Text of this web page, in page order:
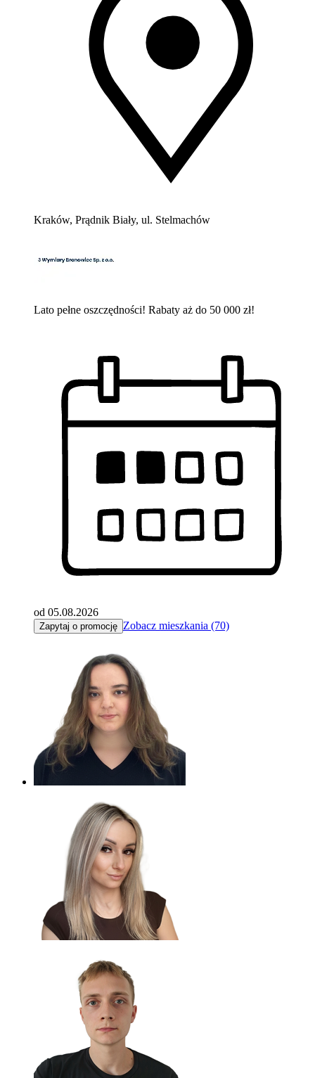
Kraków, Prądnik Biały, ul. Stelmachów
Lato pełne oszczędności! Rabaty aż do 50 000 zł!
od 05.08.2026
Zapytaj o promocję Zobacz mieszkania (70)